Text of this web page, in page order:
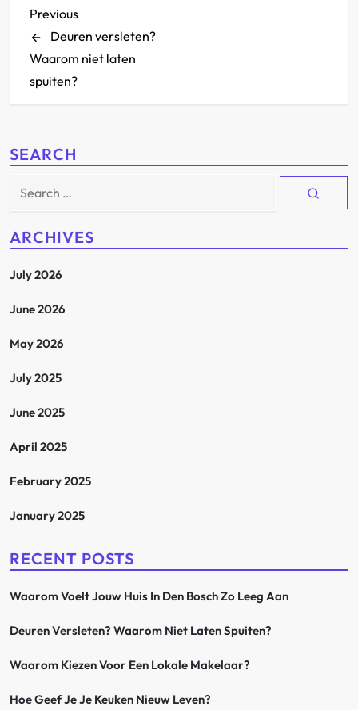
P
o
s
n
a
v
i
g
a
t
i
o
n
Previous
Post
Previous
Deuren versleten?
Waarom niet laten
spuiten?
SEARCH
Search
ARCHIVES
July 2026
June 2026
May 2026
July 2025
June 2025
April 2025
February 2025
January 2025
RECENT POSTS
Waarom Voelt Jouw Huis In Den Bosch Zo Leeg Aan
Deuren Versleten? Waarom Niet Laten Spuiten?
Waarom Kiezen Voor Een Lokale Makelaar?
Hoe Geef Je Je Keuken Nieuw Leven?